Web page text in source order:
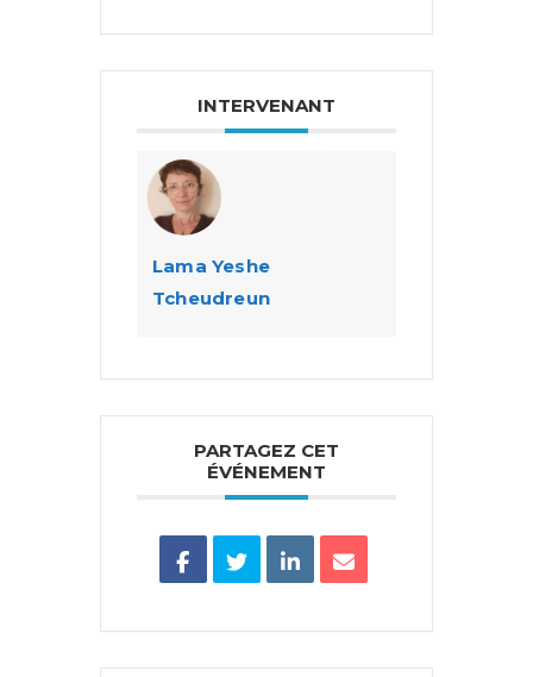
INTERVENANT
Lama Yeshe
Tcheudreun
PARTAGEZ CET
ÉVÉNEMENT